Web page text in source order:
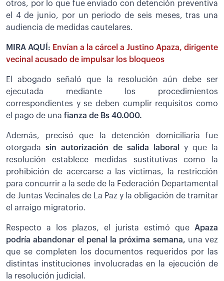
otros, por lo que fue enviado con detención preventiva
el 4 de junio, por un periodo de seis meses, tras una
audiencia de medidas cautelares.
MIRA AQUÍ: Envían a la cárcel a Justino Apaza, dirigente
vecinal acusado de impulsar los bloqueos
El abogado señaló que la resolución aún debe ser
ejecutada mediante los procedimientos
correspondientes y se deben cumplir requisitos como
el pago de una fianza de Bs 40.000.
Además, precisó que la detención domiciliaria fue
otorgada sin autorización de salida laboral
y que la
resolución establece medidas sustitutivas como la
prohibición de acercarse a las víctimas, la restricción
para concurrir a la sede de la Federación Departamental
de Juntas Vecinales de La Paz y la obligación de tramitar
el arraigo migratorio.
Respecto a los plazos, el jurista estimó que Apaza
podría abandonar el penal la próxima semana, una vez
que se completen los documentos requeridos por las
distintas instituciones involucradas en la ejecución de
la resolución judicial.